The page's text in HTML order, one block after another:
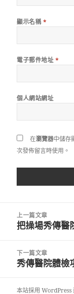
顯示名稱 *
電子郵件地址 *
個人網站網址
在瀏覽器中儲存
次發佈留言時使用。
上一篇文章
上
篇
文
把操場秀傳醫
下一篇文章
下
篇
秀傳醫院體檢
本站採用 WordPress